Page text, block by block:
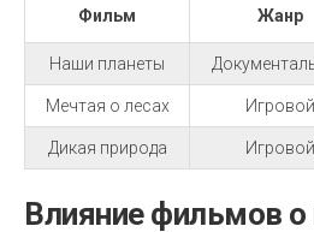
Фильм Жанр
Наши планеты
Мечтая о лесах Игровой
Дикая природа Игровой
Влияние фильмов о